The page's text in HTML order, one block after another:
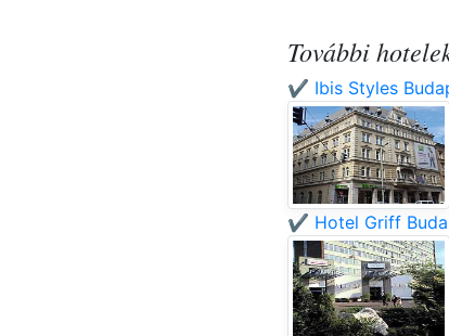
További
✔️ Ibis Styles
✔️ Hotel Griff